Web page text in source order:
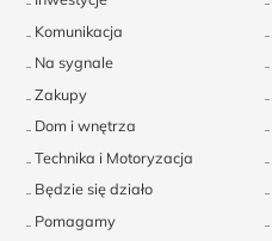
Komunikacja
Na sygnale
Zakupy
Dom i wnętrza
Technika i Motoryzacja
Będzie się działo
Pomagamy